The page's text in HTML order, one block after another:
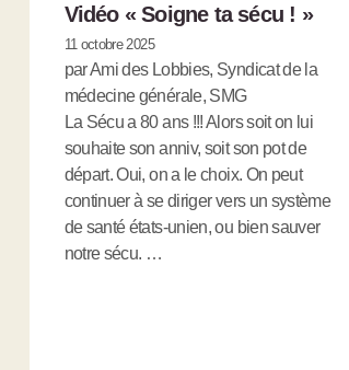
Vidéo « Soigne ta sécu ! »
11 octobre 2025
par Ami des Lobbies, Syndicat de la
médecine générale, SMG
La Sécu a 80 ans !!! Alors soit on lui
souhaite son anniv, soit son pot de
départ. Oui, on a le choix. On peut
continuer à se diriger vers un système
de santé états-unien, ou bien sauver
notre sécu. …